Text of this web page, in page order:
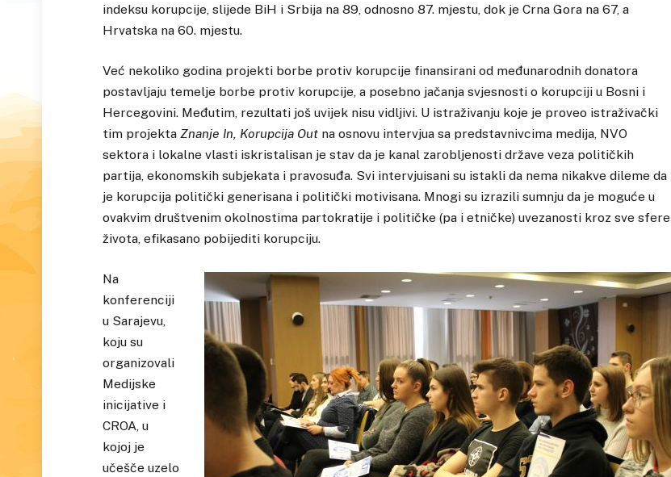
indeksu korupcije, slijede BiH i Srbija na 89, odnosno 87. mjestu, dok je Crna Gora na 67, a
Hrvatska na 60. mjestu.
Već nekoliko godina projekti borbe protiv korupcije finansirani od međunarodnih donatora
postavljaju temelje borbe protiv korupcije, a posebno jačanja svjesnosti o korupciji u Bosni i
Hercegovini. Međutim, rezultati još uvijek nisu vidljivi. U istraživanju koje je proveo istraživački
tim projektaZnanje In, Korupcija Out na osnovu intervjua sa predstavnivcima medija, NVO
sektora i lokalne vlasti iskristalisan je stav da je kanal zarobljenosti države veza političkih
partija, ekonomskih subjekata i pravosuđa. Svi intervjuisani su istakli da nema nikakve dileme da
je korupcija politički generisana i politički motivisana. Mnogi su izrazili sumnju da je moguće u
ovakvim društvenim okolnostima partokratije i političke (pa i etničke) uvezanosti kroz sve sfere
života, efikasano pobijediti korupciju.
Na
konferenciji
u Sarajevu,
koju su
organizovali
Medijske
inicijative i
CROA, u
kojoj je
učešče uzelo